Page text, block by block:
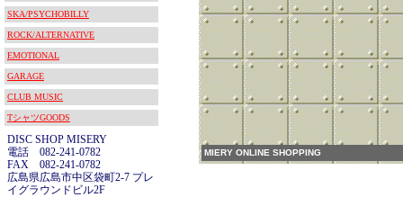
SKA/PSYCHOBILLY
ROCK/ALTERNATIVE
EMOTIONAL
GARAGE
CLUB MUSIC
TシャツGOODS
DISC SHOP MISERY
電話 082-241-0782
FAX 082-241-0782
広島県広島市中区袋町2-7 プレ
イグラウンドビル2F
MIERY ONLINE SHOPPING